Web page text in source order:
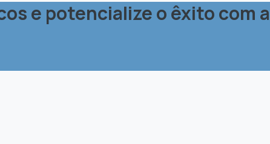
e potencialize o êxito com a